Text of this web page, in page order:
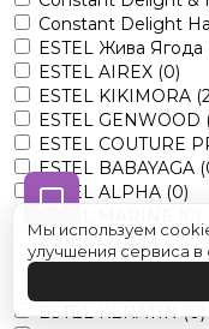
Constant Delight
ESTEL Жива Ягода
ESTEL AIREX (0)
ESTEL KIKIMORA
ESTEL GENWOOD
ESTEL COUTURE
ESTEL BABAYAGA
ESTEL ALPHA (0)
ESTEL OTIUM(3)
ESTEL VEDMA(0)
ESTEL KERATIN (0)
Мы используем
улучшения сервиса в